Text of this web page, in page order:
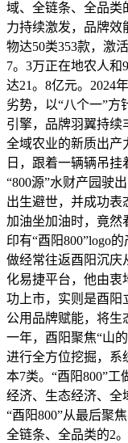
域、全链条、全品类
力持续激发，品牌效
物达50类353款，激
7。3万正在地农人和
达21。8亿元。2024
劣势，以“八个一”方
引擎，品牌羽翼持续
全域农业的新质出产
日，跟着一辆辆吊挂
“800源”水财产园驶
出生避世，并成功表
加油坐加油时，竟然
印有“酉阳800”logo
做经常往返酉阳沉庆
化易捷平台，他由衷
功上市，实则是酉阳
公用品牌赋能，将生
一年，酉阳聚焦“山
进行全方位挖掘，系
本7类。“酉阳800”
经济、生态经济、全
“酉阳800”从最后聚
全链条、全品类的2